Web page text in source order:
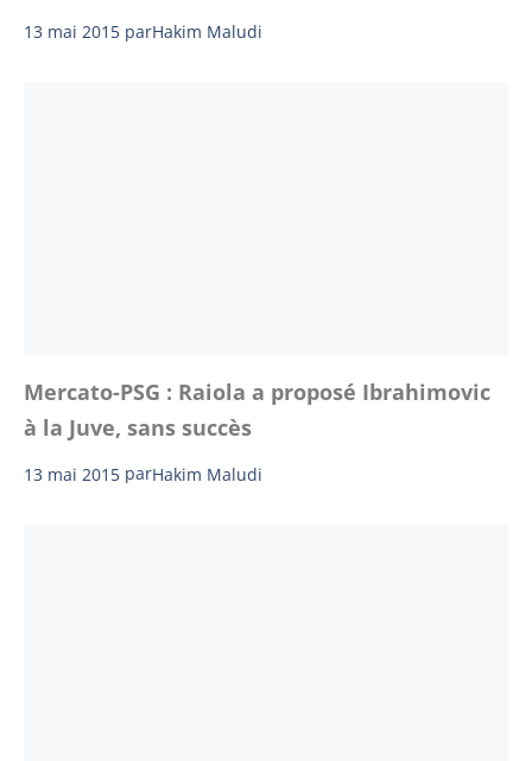
13 mai 2015 parHakim Maludi
Mercato-PSG : Raiola a proposé Ibrahimovic
à la Juve, sans succès
13 mai 2015 parHakim Maludi